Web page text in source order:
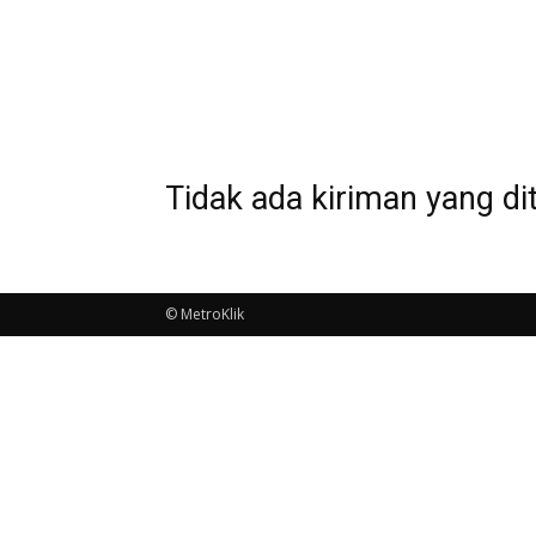
Tidak ada kiriman yang
© MetroKlik